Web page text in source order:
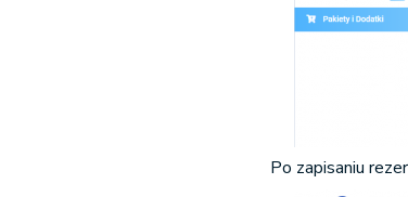
Po zapisaniu